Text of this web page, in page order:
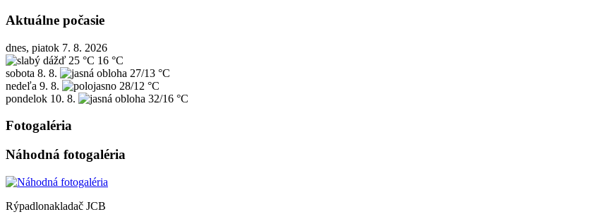
Aktuálne počasie
dnes, piatok 7. 8. 2026
25 °C 16 °C
sobota 8. 8.
27/13 °C
nedeľa 9. 8.
28/12 °C
pondelok 10. 8. 32/16 °C
Fotogaléria
Náhodná fotogaléria
Rýpadlonakladač JCB